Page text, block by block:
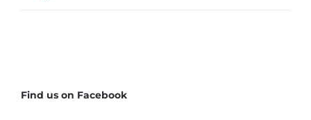
Find us on Facebook